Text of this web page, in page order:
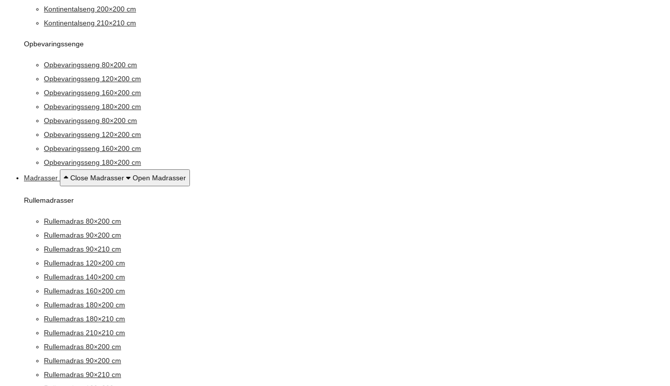
Kontinentalseng 200×200 cm
Kontinentalseng 210×210 cm
Opbevaringssenge
Opbevaringsseng 80×200 cm
Opbevaringsseng 120×200 cm
Opbevaringsseng 160×200 cm
Opbevaringsseng 180×200 cm
Opbevaringsseng 80×200 cm
Opbevaringsseng 120×200 cm
Opbevaringsseng 160×200 cm
Opbevaringsseng 180×200 cm
Madrasser
Close Madrasser Open Madrasser
Rullemadrasser
Rullemadras 80×200 cm
Rullemadras 90×200 cm
Rullemadras 90×210 cm
Rullemadras 120×200 cm
Rullemadras 140×200 cm
Rullemadras 160×200 cm
Rullemadras 180×200 cm
Rullemadras 180×210 cm
Rullemadras 210×210 cm
Rullemadras 80×200 cm
Rullemadras 90×200 cm
Rullemadras 90×210 cm